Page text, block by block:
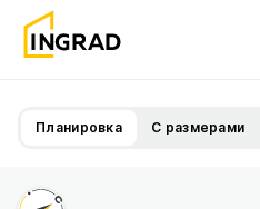
Планировка С размерами